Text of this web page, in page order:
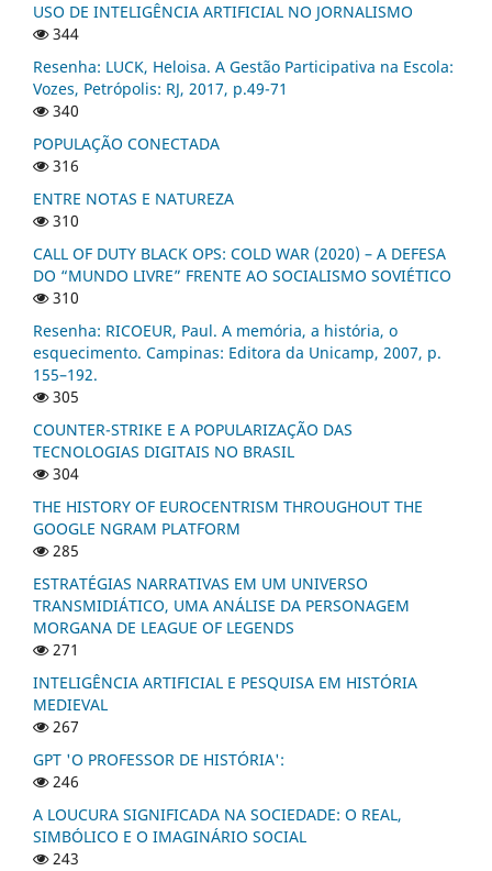
USO DE INTELIGÊNCIA ARTIFICIAL NO JORNALISMO
344
Resenha: LUCK, Heloisa. A Gestão Participativa na Escola:
Vozes, Petrópolis: RJ, 2017, p.49-71
340
POPULAÇÃO CONECTADA
316
ENTRE NOTAS E NATUREZA
310
CALL OF DUTY BLACK OPS: COLD WAR (2020) – A DEFESA
DO “MUNDO LIVRE” FRENTE AO SOCIALISMO SOVIÉTICO
310
Resenha: RICOEUR, Paul. A memória, a história, o
esquecimento. Campinas: Editora da Unicamp, 2007, p.
155–192.
305
COUNTER-STRIKE E A POPULARIZAÇÃO DAS
TECNOLOGIAS DIGITAIS NO BRASIL
304
THE HISTORY OF EUROCENTRISM THROUGHOUT THE
GOOGLE NGRAM PLATFORM
285
ESTRATÉGIAS NARRATIVAS EM UM UNIVERSO
TRANSMIDIÁTICO, UMA ANÁLISE DA PERSONAGEM
MORGANA DE LEAGUE OF LEGENDS
271
INTELIGÊNCIA ARTIFICIAL E PESQUISA EM HISTÓRIA
MEDIEVAL
267
GPT 'O PROFESSOR DE HISTÓRIA':
246
A LOUCURA SIGNIFICADA NA SOCIEDADE: O REAL,
SIMBÓLICO E O IMAGINÁRIO SOCIAL
243